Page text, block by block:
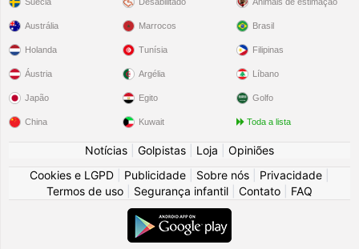
Austrália
Holanda
Áustria
Japão
China
Marrocos
Tunísia
Argélia
Egito
Kuwait
Brasil
Filipinas
Líbano
Golfo
Toda a lista
Notícias Golpistas Loja
Opiniões
Cookies e LGPD
Publicidade Sobre nós Privacidade
Termos de uso
Segurança infantil Contato FAQ